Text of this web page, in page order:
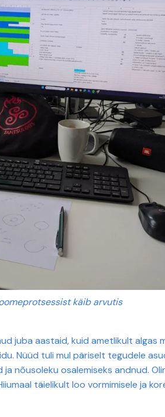
käib arvutis
juba aastaid, kuid ametlikult algas
Nüüd tuli mul päriselt tegudele
nõusoleku osalemiseks andnud.
täielikult loo vormimisele ja